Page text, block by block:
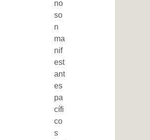
no
so
n
ma
nif
est
ant
es
pa
cífi
co
s